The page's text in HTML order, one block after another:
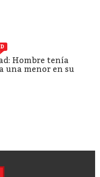
Hombre tenía
una menor en su